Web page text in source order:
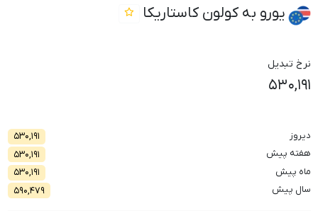
یورو به کولون کاستاریکا
نرخ تبدیل
۵۳۰,۱۹۱
دیروز
۵۳۰,۱۹۱
هفته پیش
۵۳۰,۱۹۱
ماه پیش
۵۳۰,۱۹۱
سال پیش
۵۹۰,۴۷۹